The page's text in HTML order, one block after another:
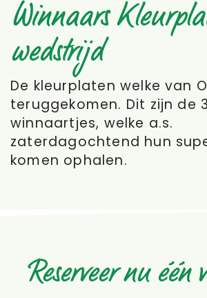
Winnaars
wedstrijd
De kleurplaten welke van
teruggekomen. Dit zijn de
winnaartjes, welke a.s.
zaterdagochtend hun
komen ophalen.
Reserveer nu één